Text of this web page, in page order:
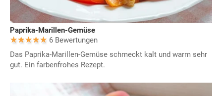
Paprika-Marillen-Gemüse
6 Bewertungen
Das Paprika-Marillen-Gemüse schmeckt kalt und warm sehr
gut. Ein farbenfrohes Rezept.